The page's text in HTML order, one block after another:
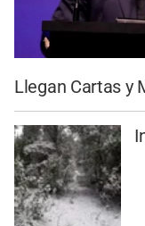
Llegan Cartas y